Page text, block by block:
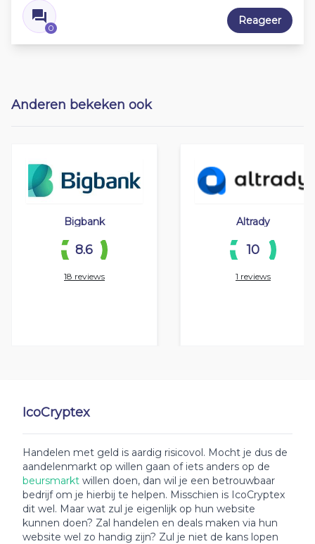
IcoCryptex
Handelen met geld is aardig risicovol. Mocht je dus de
aandelenmarkt op willen gaan of iets anders op de
beursmarkt willen doen, dan wil je een betrouwbaar
bedrijf om je hierbij te helpen. Misschien is IcoCryptex
dit wel. Maar wat zul je eigenlijk op hun website
kunnen doen? Zal handelen en deals maken via hun
website wel zo handig zijn? Zul je niet de kans lopen
0
Reageer
Anderen bekeken ook
Bigbank
8.6
18 reviews
Altrady
10
1 reviews